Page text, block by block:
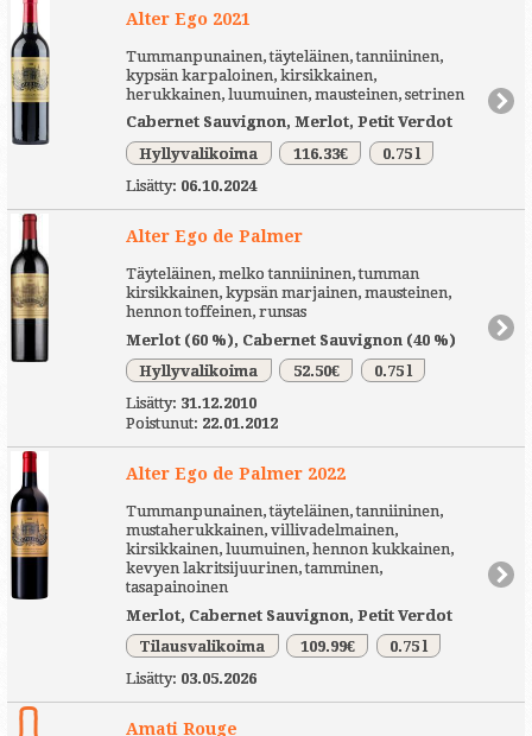
Alter Ego 2021
Tummanpunainen, täyteläinen, tanniininen,
kypsän karpaloinen, kirsikkainen,
herukkainen, luumuinen, mausteinen, setrinen
Cabernet Sauvignon, Merlot, Petit Verdot
Hyllyvalikoima
116.33€
0.75 l
Lisätty: 06.10.2024
Alter Ego de Palmer
Täyteläinen, melko tanniininen, tumman
kirsikkainen, kypsän marjainen, mausteinen,
hennon toffeinen, runsas
Merlot (60 %), Cabernet Sauvignon (40 %)
Hyllyvalikoima
52.50€
0.75 l
Lisätty: 31.12.2010
Poistunut: 22.01.2012
Alter Ego de Palmer 2022
Tummanpunainen, täyteläinen, tanniininen,
mustaherukkainen, villivadelmainen,
kirsikkainen, luumuinen, hennon kukkainen,
kevyen lakritsijuurinen, tamminen,
tasapainoinen
Merlot, Cabernet Sauvignon, Petit Verdot
Tilausvalikoima
109.99€
0.75 l
Lisätty: 03.05.2026
Amati Rouge